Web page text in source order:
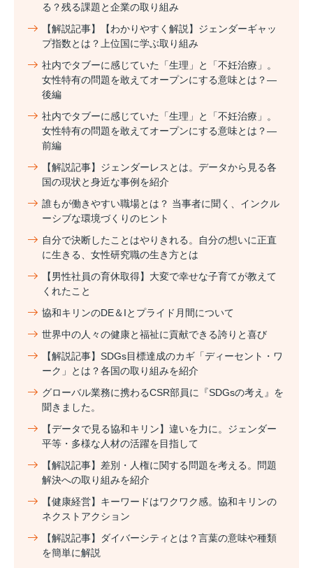
る？残る課題と企業の取り組み
【解説記事】【わかりやすく解説】ジェンダーギャッ
プ指数とは？上位国に学ぶ取り組み
社内でタブーに感じていた「生理」と「不妊治療」。
女性特有の問題を敢えてオープンにする意味とは？―
後編
社内でタブーに感じていた「生理」と「不妊治療」。
女性特有の問題を敢えてオープンにする意味とは？―
前編
【解説記事】ジェンダーレスとは。データから見る各
国の現状と身近な事例を紹介
誰もが働きやすい職場とは？ 当事者に聞く、インクル
ーシブな環境づくりのヒント
自分で決断したことはやりきれる。自分の想いに正直
に生きる、女性研究職の生き方とは
【男性社員の育休取得】大変で幸せな子育てが教えて
くれたこと
協和キリンのDE＆Iとプライド月間について
世界中の人々の健康と福祉に貢献できる誇りと喜び
【解説記事】SDGs目標達成のカギ「ディーセント・ワ
ーク」とは？各国の取り組みを紹介
グローバル業務に携わるCSR部員に『SDGsの考え』を
聞きました。
【データで見る協和キリン】違いを力に。ジェンダー
平等・多様な人材の活躍を目指して
【解説記事】差別・人権に関する問題を考える。問題
解決への取り組みを紹介
【健康経営】キーワードはワクワク感。協和キリンの
ネクストアクション
【解説記事】ダイバーシティとは？言葉の意味や種類
を簡単に解説